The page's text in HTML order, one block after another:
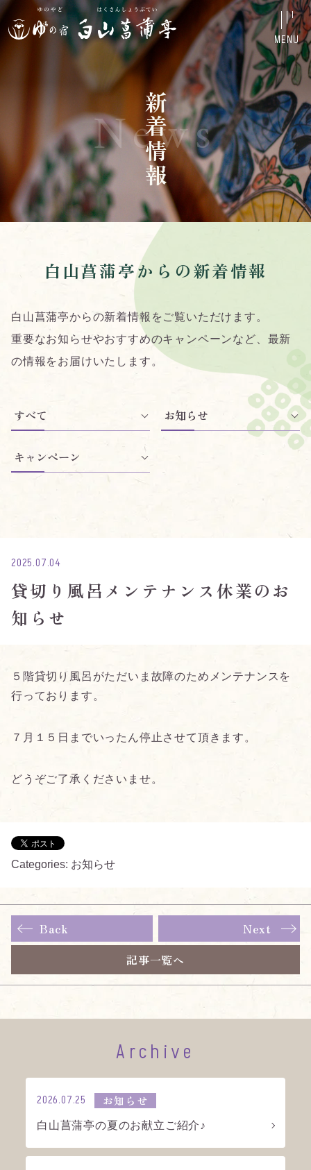
MENU
新着情報
News
白山菖蒲亭からの新着情報
白山菖蒲亭からの新着情報をご覧いただけます。
重要なお知らせやおすすめのキャンペーンなど、最新
の情報をお届けいたします。
すべて お知らせ
キャンペーン
2025.07.04
貸切り風呂メンテナンス休業のお
知らせ
５階貸切り風呂がただいま故障のためメンテナンスを
行っております。
７月１５日までいったん停止させて頂きます。
どうぞご了承くださいませ。
Categories: お知らせ
Back
Next
記事一覧へ
Archive
2026.07.25 お知らせ
白山菖蒲亭の夏のお献立ご紹介♪